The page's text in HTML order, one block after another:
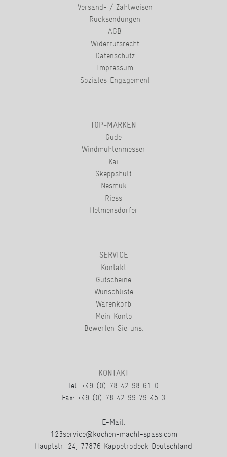
Versand- / Zahlweisen
Rücksendungen
AGB
Widerrufsrecht
Datenschutz
Impressum
Soziales Engagement
TOP-MARKEN
Güde
Windmühlenmesser
Kai
Skeppshult
Nesmuk
Riess
Helmensdorfer
SERVICE
Kontakt
Gutscheine
Wunschliste
Warenkorb
Mein Konto
Bewerten Sie uns.
KONTAKT
Tel: +49 (0) 78 42 98 61 0
Fax: +49 (0) 78 42 99 79 45 3
E-Mail:
123service@kochen-macht-spass.com
Hauptstr. 24, 77876 Kappelrodeck Deutschland